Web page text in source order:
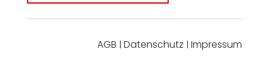
AGB |Datenschutz |Impressum